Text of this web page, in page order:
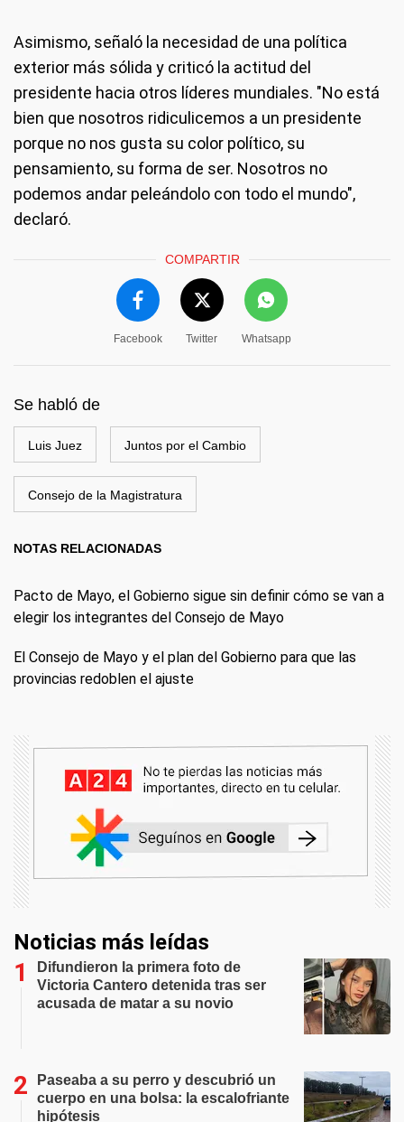
Asimismo, señaló la necesidad de una política
exterior más sólida y criticó la actitud del
presidente hacia otros líderes mundiales. "No está
bien que nosotros ridiculicemos a un presidente
porque no nos gusta su color político, su
pensamiento, su forma de ser. Nosotros no
podemos andar peleándolo con todo el mundo",
declaró.
COMPARTIR
Facebook Twitter Whatsapp
Se habló de
Luis Juez Juntos por el Cambio
Consejo de la Magistratura
NOTAS RELACIONADAS
Pacto de Mayo, el Gobierno sigue sin definir cómo se van a
elegir los integrantes del Consejo de Mayo
El Consejo de Mayo y el plan del Gobierno para que las
provincias redoblen el ajuste
Noticias más leídas
Difundieron la primera foto de
Victoria Cantero detenida tras ser
acusada de matar a su novio
Paseaba a su perro y descubrió un
cuerpo en una bolsa: la escalofriante
hipótesis